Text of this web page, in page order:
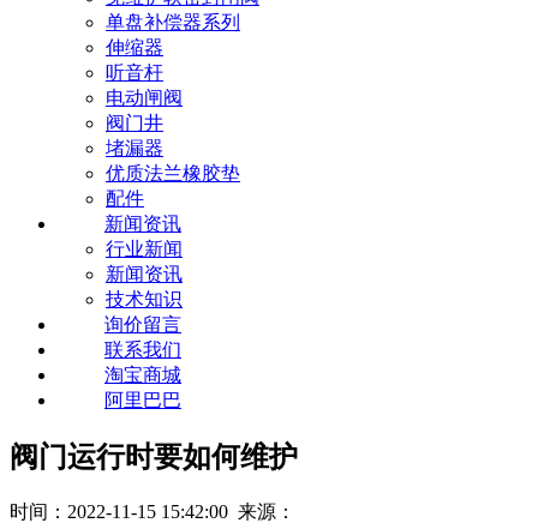
单盘补偿器系列
伸缩器
听音杆
电动闸阀
阀门井
堵漏器
优质法兰橡胶垫
配件
新闻资讯
行业新闻
新闻资讯
技术知识
询价留言
联系我们
淘宝商城
阿里巴巴
阀门运行时要如何维护
时间：2022-11-15 15:42:00 来源：